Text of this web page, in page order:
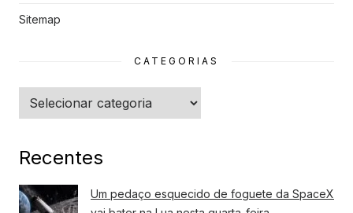
Sitemap
CATEGORIAS
Categorias
Recentes
Um pedaço esquecido de foguete da SpaceX